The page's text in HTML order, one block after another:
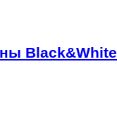
Black&White